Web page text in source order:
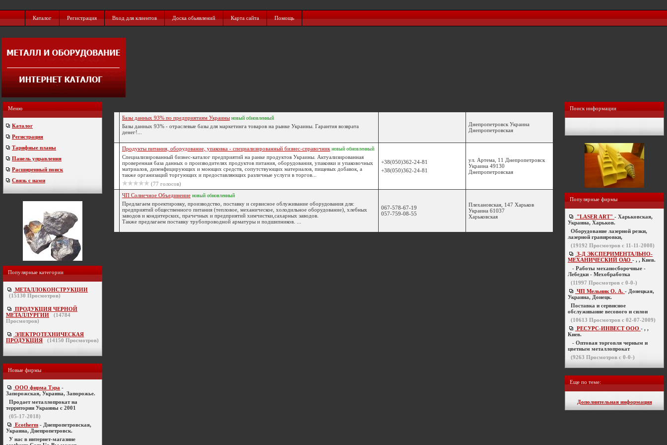
Каталог Регистрация Вход для клиентов Доска обьявлений Карта сайта Помощь
Меню
Каталог
Регистрация
Тарифные планы
Панель управления
Расширенный поиск
Связь с нами
Популярные категории
МЕТАЛЛОКОНСТРУКЦИИ
(15130 Просмотров)
ПРОДУКЦИЯ ЧЕРНОЙ
МЕТАЛЛУРГИИ
(14784
Просмотров)
ЭЛЕКТРОТЕХНИЧЕСКАЯ
ПРОДУКЦИЯ
(14150 Просмотров)
Новые фирмы
ООО фирма Тэра -
Запорожская, Украина, Запорожье.
Продает металлопрокат на
территории Украины с 2001
(05-17-2018)
Ecotherm - Днепропетровская,
Украина, Днепропетровск.
У нас в интернет-магазине
Базы данных 93% по предприятиям Украины новый обновленный
Базы данных 93% - отраслевые базы для маркетинга товаров на рынке Украины. Гарантия возврата
денег!...
Днепропетровск Украина
Днепропетровская
Продукты питания, оборудование, упаковка - специализированный бизнес-справочник новый обновленный
Специализированный бизнес-каталог предприятий на ранке продуктов Украины. Актуализированная
проверенная база данных о производителях продуктов питания, оборудования, упаковки и упаковочных
матриалов, дизенфицирующих и моющих средств, сопутствующих материалов, пищевых добавок, а
также организаций торгующих и предоставляющих различные услуги в торгов...
(77 голосов)
+38(050)362-24-81
+38(050)362-24-81
ул. Артема, 11 Днепропетровск
Украина 49130
Днепропетровская
ЧП Солнечное Объединение новый обновленный
Предлагаем проектировку, производство, поставку и сервисное облуживание оборудования для:
предприятий общественного питания (тепловое, механическое, холодильное оборудование), хлебных
заводов и кондитерских, прачечных и предприятий химчистки,сахарных заводов.
Также предлагаем поставку трубопроводной арматуры и подшипников. ...
067-578-67-19
057-759-08-55
Плехановская, 147 Харьков
Украина 61037
Харьковская
Поиск информации
Популярные фирмы
"LASER ART" - Харьковская,
Украина, Харьков.
Оборудование лазерной резки,
лазерной гравировки,
(19192 Просмотров с 11-11-2008)
З-Д ЭКСПЕРИМЕНТАЛЬНО-
МЕХАНИЧЕСКИЙ ОАО - , , Киев.
- Работы механосборочные -
Лебедки - Мехобработка
(11997 Просмотров с 0-0-)
ЧП Мельник О. А. - Донецкая,
Украина, Донецк.
Поставка и сервисное
обслуживание весового и силои
(10613 Просмотров с 02-07-2009)
РЕСУРС-ИНВЕСТ ООО - , ,
Киев.
- Оптовая торговля черным и
цветным металлопрокат
(9263 Просмотров с 0-0-)
Еще по теме:
Дополнительная информация